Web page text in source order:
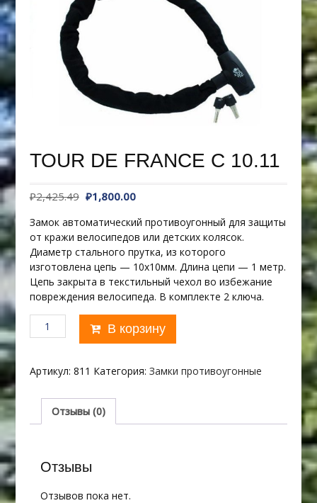
TOUR DE FRANCE C 10.11
₽2,425.49 Первоначальная
составляла
₽2,425.49.
₽1,800.00
₽1,800.00.
Замок автоматический противоугонный для защиты
от кражи велосипедов или детских колясок.
Диаметр стального прутка, из которого
изготовлена цепь — 10х10мм. Длина цепи — 1 метр.
Цепь закрыта в текстильный чехол во избежание
повреждения велосипеда. В комплекте 2 ключа.
Количество
товара
DE
FRANCE
10.11
В корзину
Артикул: 811 Категория: Замки противоугонные
Отзывы (0)
Отзывы
Отзывов пока нет.